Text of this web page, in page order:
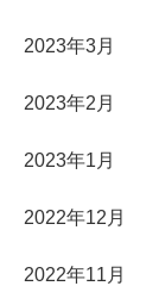
2023年3月
2023年2月
2023年1月
2022年12月
2022年11月